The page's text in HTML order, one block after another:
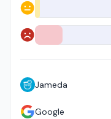
Neutral
Negativ
Jameda
Google